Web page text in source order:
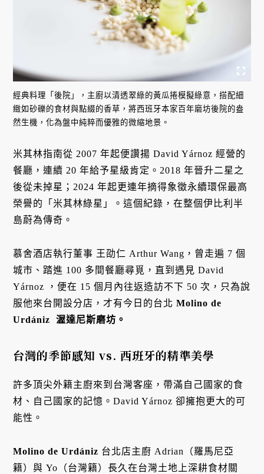
經典料理「後院」，主廚以清透翠綠的黃瓜捲模擬綠意，搭配細
緻如砂礫的食材與點綴的香草，將西班牙本家百年磨坊後院的盎
然生機，化為盤中純粹而優雅的微縮地景。
米其林指南從 2007 年起便讚揚 David Yárnoz 經營的
餐廳，連續 20 年給予星級肯定。2018 年晉升二星之
後從未掉星；2024 年起更連年摘得象徵永續環保最高
榮譽的「米其林綠星」。這個紀錄，在整個伊比利半
島蔚為傳奇。
慕舍酒店執行董事 王劭仁 Arthur Wang，曾走遍 7 個
城市、踏進 100 多間餐廳尋覓，直到遇見 David
Yárnoz ，便在 15 個月內往返造訪不下 50 次，只為說
服他來台開設分店，才有今日的台北Molino de
Urdániz 渥達尼斯磨坊。
台灣的季節感知 vs. 西班牙的精準美學
許多頂尖外籍主廚來到台灣客座，帶滿自己國家的食
材、自己國家的記憶。David Yárnoz 卻擁抱更大的可
能性。
Molino de Urdániz 台北店主廚 Adrian（羅馬尼亞
籍）與 Yo（台灣籍）長久在台灣土地上深耕食材關